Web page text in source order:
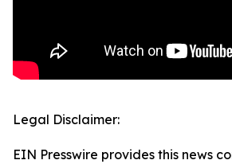
Legal Disclaimer:
EIN Presswire provides this news